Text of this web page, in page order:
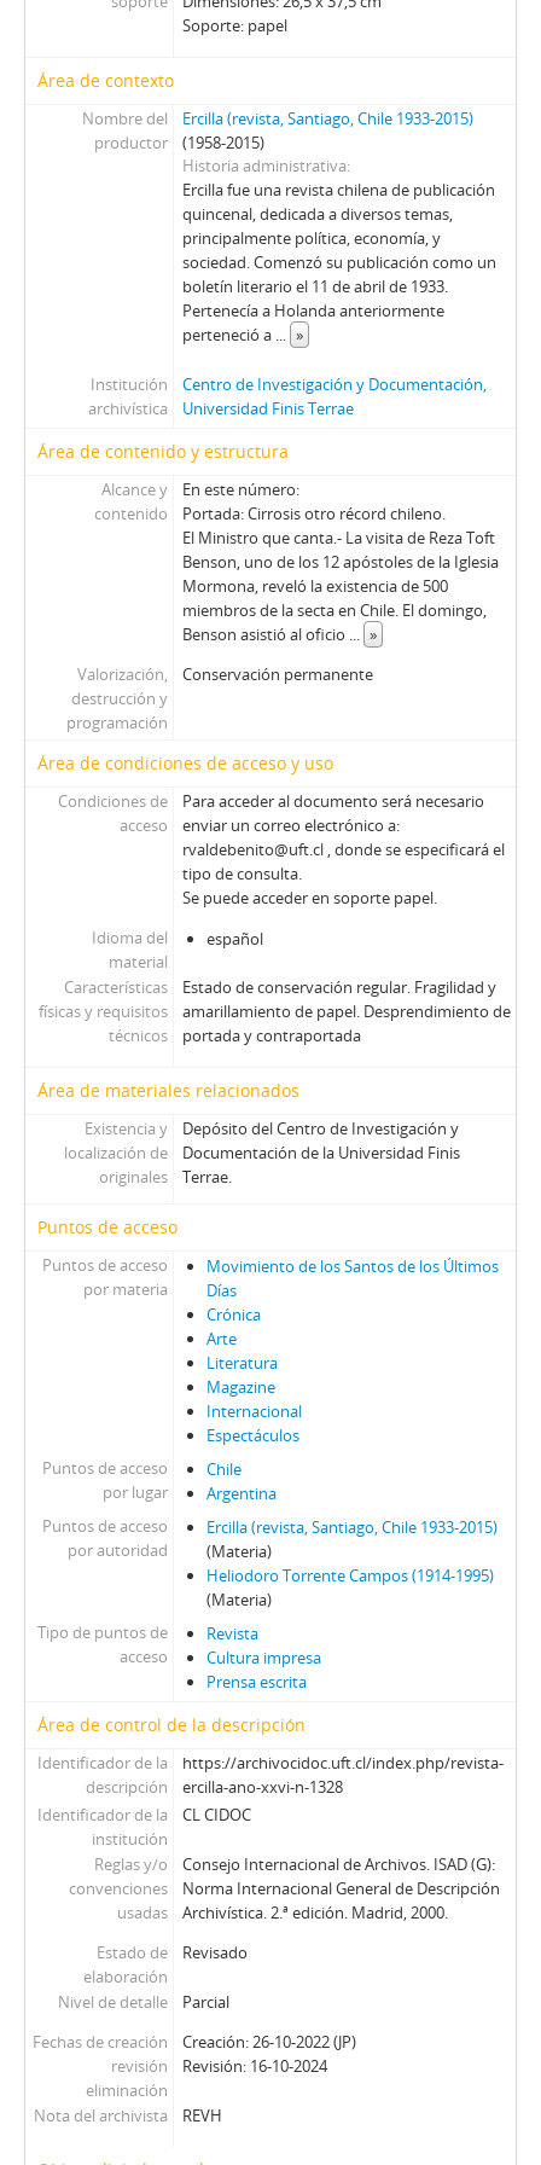
01618 - Revista Ercilla. Año XXXII, N° 1618
01619 - Revista Ercilla. Año XXXII, N° 1619
01624 - Revista Ercilla. Año XXXII, N° 1624
01625 - Revista Ercilla. Año XXXII, N° 1625
01626 - Revista Ercilla. Año XXXII, N° 1626
01627 - Revista Ercilla. Año XXXII, N° 1627
01628 - Revista Ercilla. Año XXXII, N° 1628
01629 - Revista Ercilla. Año XXXII, N° 1629
01630 - Revista Ercilla. Año XXXII, N° 1630
01631 - Revista Ercilla. Año XXXII, N° 1631
01634 - Revista Ercilla. Año XXXII, N° 1634
01635 - Revista Ercilla. Año XXXII, N° 1635
01636 - Revista Ercilla. Año XXXII, N° 1636
01638 - Revista Ercilla. Año XXXII, N° 1638
01639 - Revista Ercilla. Año XXXII, N° 1639
01640 - Revista Ercilla. Año XXXII, N° 1640
01641 - Revista Ercilla. Año XXXII, N° 1641
01642 - Revista Ercilla. Año XXXII, N° 1642
01643 - Revista Ercilla. Año XXXII, N° 1643
01644 - Revista Ercilla. Año XXXII, N° 1644
01645 - Revista Ercilla. Año XXXII, N° 1645
01646 - Revista Ercilla. Año XXXII, N° 1646
01647 - Revista Ercilla. Año XXXII, N° 1647
01648 - Revista Ercilla. Año XXXII, N° 1648
01649 - Revista Ercilla. Año XXXII, N° 1649
01650 - Revista Ercilla. Año XXXIII, N° 1650
01650-1 - Revista Ercilla. Año XXXIII, N° 1650
01651 - Revista Ercilla. Año XXXIII, N° 1651
01652 - Revista Ercilla. Año XXXIII, N° 1652
01653 - Revista Ercilla. Año XXXIII, N° 1653
01654 - Revista Ercilla. Año XXXIII, N° 1654
01655 - Revista Ercilla. Año XXXIII, N° 1655
01657 - Revista Ercilla. Año XXXIII, N° 1657
01659 - Revista Ercilla. Año XXXIII, N° 1659
01660 - Revista Ercilla. Año XXXIII, N° 1660
01662 - Revista Ercilla. Año XXXIII, N° 1662
01663 - Revista Ercilla. Año XXXIII, N° 1663
01664 - Revista Ercilla. Año XXXIII, N° 1664
01665 - Revista Ercilla. Año XXXIII, N° 1665
01666 - Revista Ercilla. Año XXXIII, N° 1666
01667 - Revista Ercilla. Año XXXIII, N° 1667
01669 - Revista Ercilla. Año XXXIII, N° 1669
01670 - Revista Ercilla. Año XXXIII, N° 1670
01671 - Revista Ercilla. Año XXXIII, N° 1671
01672 - Revista Ercilla. Año XXXIII, N° 1672
01673 - Revista Ercilla. Año XXXIII, N° 1673
01674 - Revista Ercilla. Año XXXIII, N° 1674
01675 - Revista Ercilla. Año XXXIII, N° 1675
01676 - Revista Ercilla. Año XXXIII, N° 1676
01677 - Revista Ercilla. Año XXXIII, N° 1677
01678 - Revista Ercilla. Año XXXIII, N° 1678
01679 - Revista Ercilla. Año XXXIII, N° 1679
01680 - Revista Ercilla. Año XXXIII, N° 1680
01682 - Revista Ercilla. Año XXXIII, N° 1682
01683 - Revista Ercilla. Año XXXIII, N° 1683
01687 - Revista Ercilla. Año XXXIII, N° 1687
01688 - Revista Ercilla. Año XXXIII, N° 1688
01689 - Revista Ercilla. Año XXXIII, N° 1689
01690 - Revista Ercilla. Año XXXIII, N° 1690
01691 - Revista Ercilla. Año XXXIII, N° 1691
01691-1 - Revista Ercilla. Año XXXIII, N° 1691
01692 - Revista Ercilla. Año XXXIII, N° 1692
01693 - Revista Ercilla. Año XXXIIi, N° 1693
01694 - Revista Ercilla. Año XXXIII, N° 1694
01696 - Revista Ercilla. Año XXXIII, N° 1696
01700 - Revista Ercilla. Año XXXIII, N° 1700
Soporte: papel
Área de contexto
Nombre del
productor
Ercilla (revista, Santiago, Chile 1933-2015)
(1958-2015)
Historia administrativa
Ercilla fue una revista chilena de publicación
quincenal, dedicada a diversos temas,
principalmente política, economía, y
sociedad. Comenzó su publicación como un
boletín literario el 11 de abril de 1933.
Pertenecía a Holanda anteriormente
perteneció a ... »
Institución
archivística
Centro de Investigación y Documentación,
Universidad Finis Terrae
Área de contenido y estructura
Alcance y
contenido
En este número:
Portada: Cirrosis otro récord chileno.
El Ministro que canta.- La visita de Reza Toft
Benson, uno de los 12 apóstoles de la Iglesia
Mormona, reveló la existencia de 500
miembros de la secta en Chile. El domingo,
Benson asistió al oficio ... »
Valorización,
destrucción y
programación
Conservación permanente
Área de condiciones de acceso y uso
Condiciones de
acceso
Para acceder al documento será necesario
enviar un correo electrónico a:
rvaldebenito@uft.cl , donde se especificará el
tipo de consulta.
Se puede acceder en soporte papel.
Idioma del
material
español
Características
físicas y requisitos
técnicos
Estado de conservación regular. Fragilidad y
amarillamiento de papel. Desprendimiento de
portada y contraportada
Área de materiales relacionados
Existencia y
localización de
originales
Depósito del Centro de Investigación y
Documentación de la Universidad Finis
Terrae.
Puntos de acceso
Puntos de acceso
por materia
Movimiento de los Santos de los Últimos
Días
Crónica
Arte
Literatura
Magazine
Internacional
Espectáculos
Puntos de acceso
por lugar
Chile
Argentina
Puntos de acceso
por autoridad
Ercilla (revista, Santiago, Chile 1933-2015)
(Materia)
Heliodoro Torrente Campos (1914-1995)
(Materia)
Tipo de puntos de
acceso
Revista
Cultura impresa
Prensa escrita
Área de control de la descripción
Identificador de la
descripción
https://archivocidoc.uft.cl/index.php/revista-
ercilla-ano-xxvi-n-1328
Identificador de la
institución
CL CIDOC
Reglas y/o
convenciones
usadas
Consejo Internacional de Archivos. ISAD (G):
Norma Internacional General de Descripción
Archivística. 2.ª edición. Madrid, 2000.
Estado de
elaboración
Revisado
Nivel de detalle
Parcial
Fechas de creación
revisión
eliminación
Creación: 26-10-2022 (JP)
Revisión: 16-10-2024
Nota del archivista REVH